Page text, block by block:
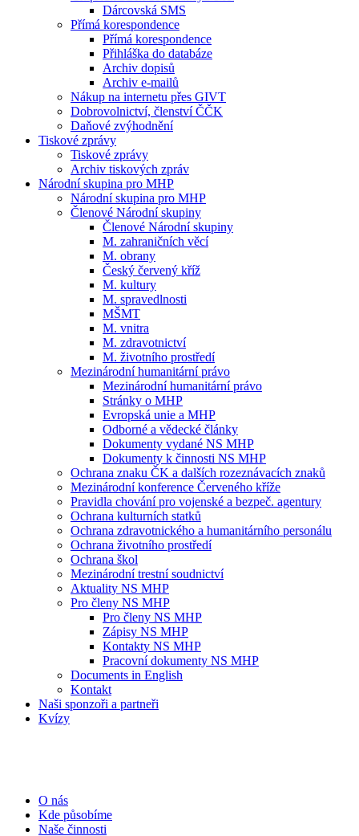
Dárcovská SMS
Přímá korespondence
Přímá korespondence
Přihláška do databáze
Archiv dopisů
Archiv e-mailů
Nákup na internetu přes GIVT
Dobrovolnictví, členství ČČK
Daňové zvýhodnění
Tiskové zprávy
Tiskové zprávy
Archiv tiskových zpráv
Národní skupina pro MHP
Národní skupina pro MHP
Členové Národní skupiny
Členové Národní skupiny
M. zahraničních věcí
M. obrany
Český červený kříž
M. kultury
M. spravedlnosti
MŠMT
M. vnitra
M. zdravotnictví
M. životního prostředí
Mezinárodní humanitární právo
Mezinárodní humanitární právo
Stránky o MHP
Evropská unie a MHP
Odborné a vědecké články
Dokumenty vydané NS MHP
Dokumenty k činnosti NS MHP
Ochrana znaku ČK a dalších rozeznávacích znaků
Mezinárodní konference Červeného kříže
Pravidla chování pro vojenské a bezpeč. agentury
Ochrana kulturních statků
Ochrana zdravotnického a humanitárního personálu
Ochrana životního prostředí
Ochrana škol
Mezinárodní trestní soudnictví
Aktuality NS MHP
Pro členy NS MHP
Pro členy NS MHP
Zápisy NS MHP
Kontakty NS MHP
Pracovní dokumenty NS MHP
Documents in English
Kontakt
Naši sponzoři a partneři
Kvízy
O nás
Kde působíme
Naše činnosti